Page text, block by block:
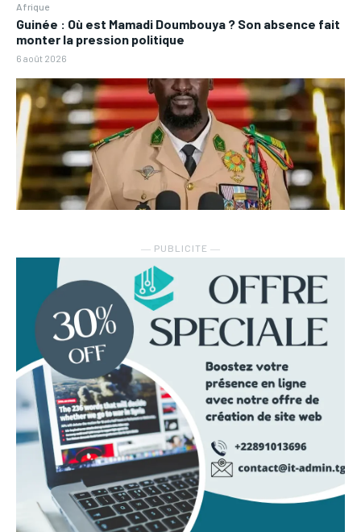
Afrique
Guinée : Où est Mamadi Doumbouya ? Son absence fait
monter la pression politique
6 août 2026
― PUBLICITE ―